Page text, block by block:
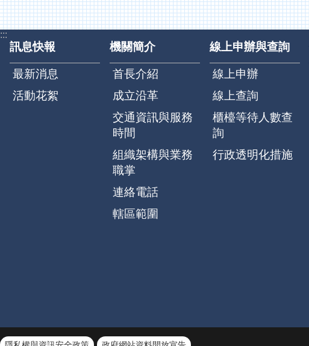
:::
訊息快報
最新消息
活動花絮
機關簡介
首長介紹
成立沿革
交通資訊與服務
時間
組織架構與業務
職掌
連絡電話
轄區範圍
線上申辦與查詢
線上申辦
線上查詢
櫃檯等待人數查
詢
行政透明化措施